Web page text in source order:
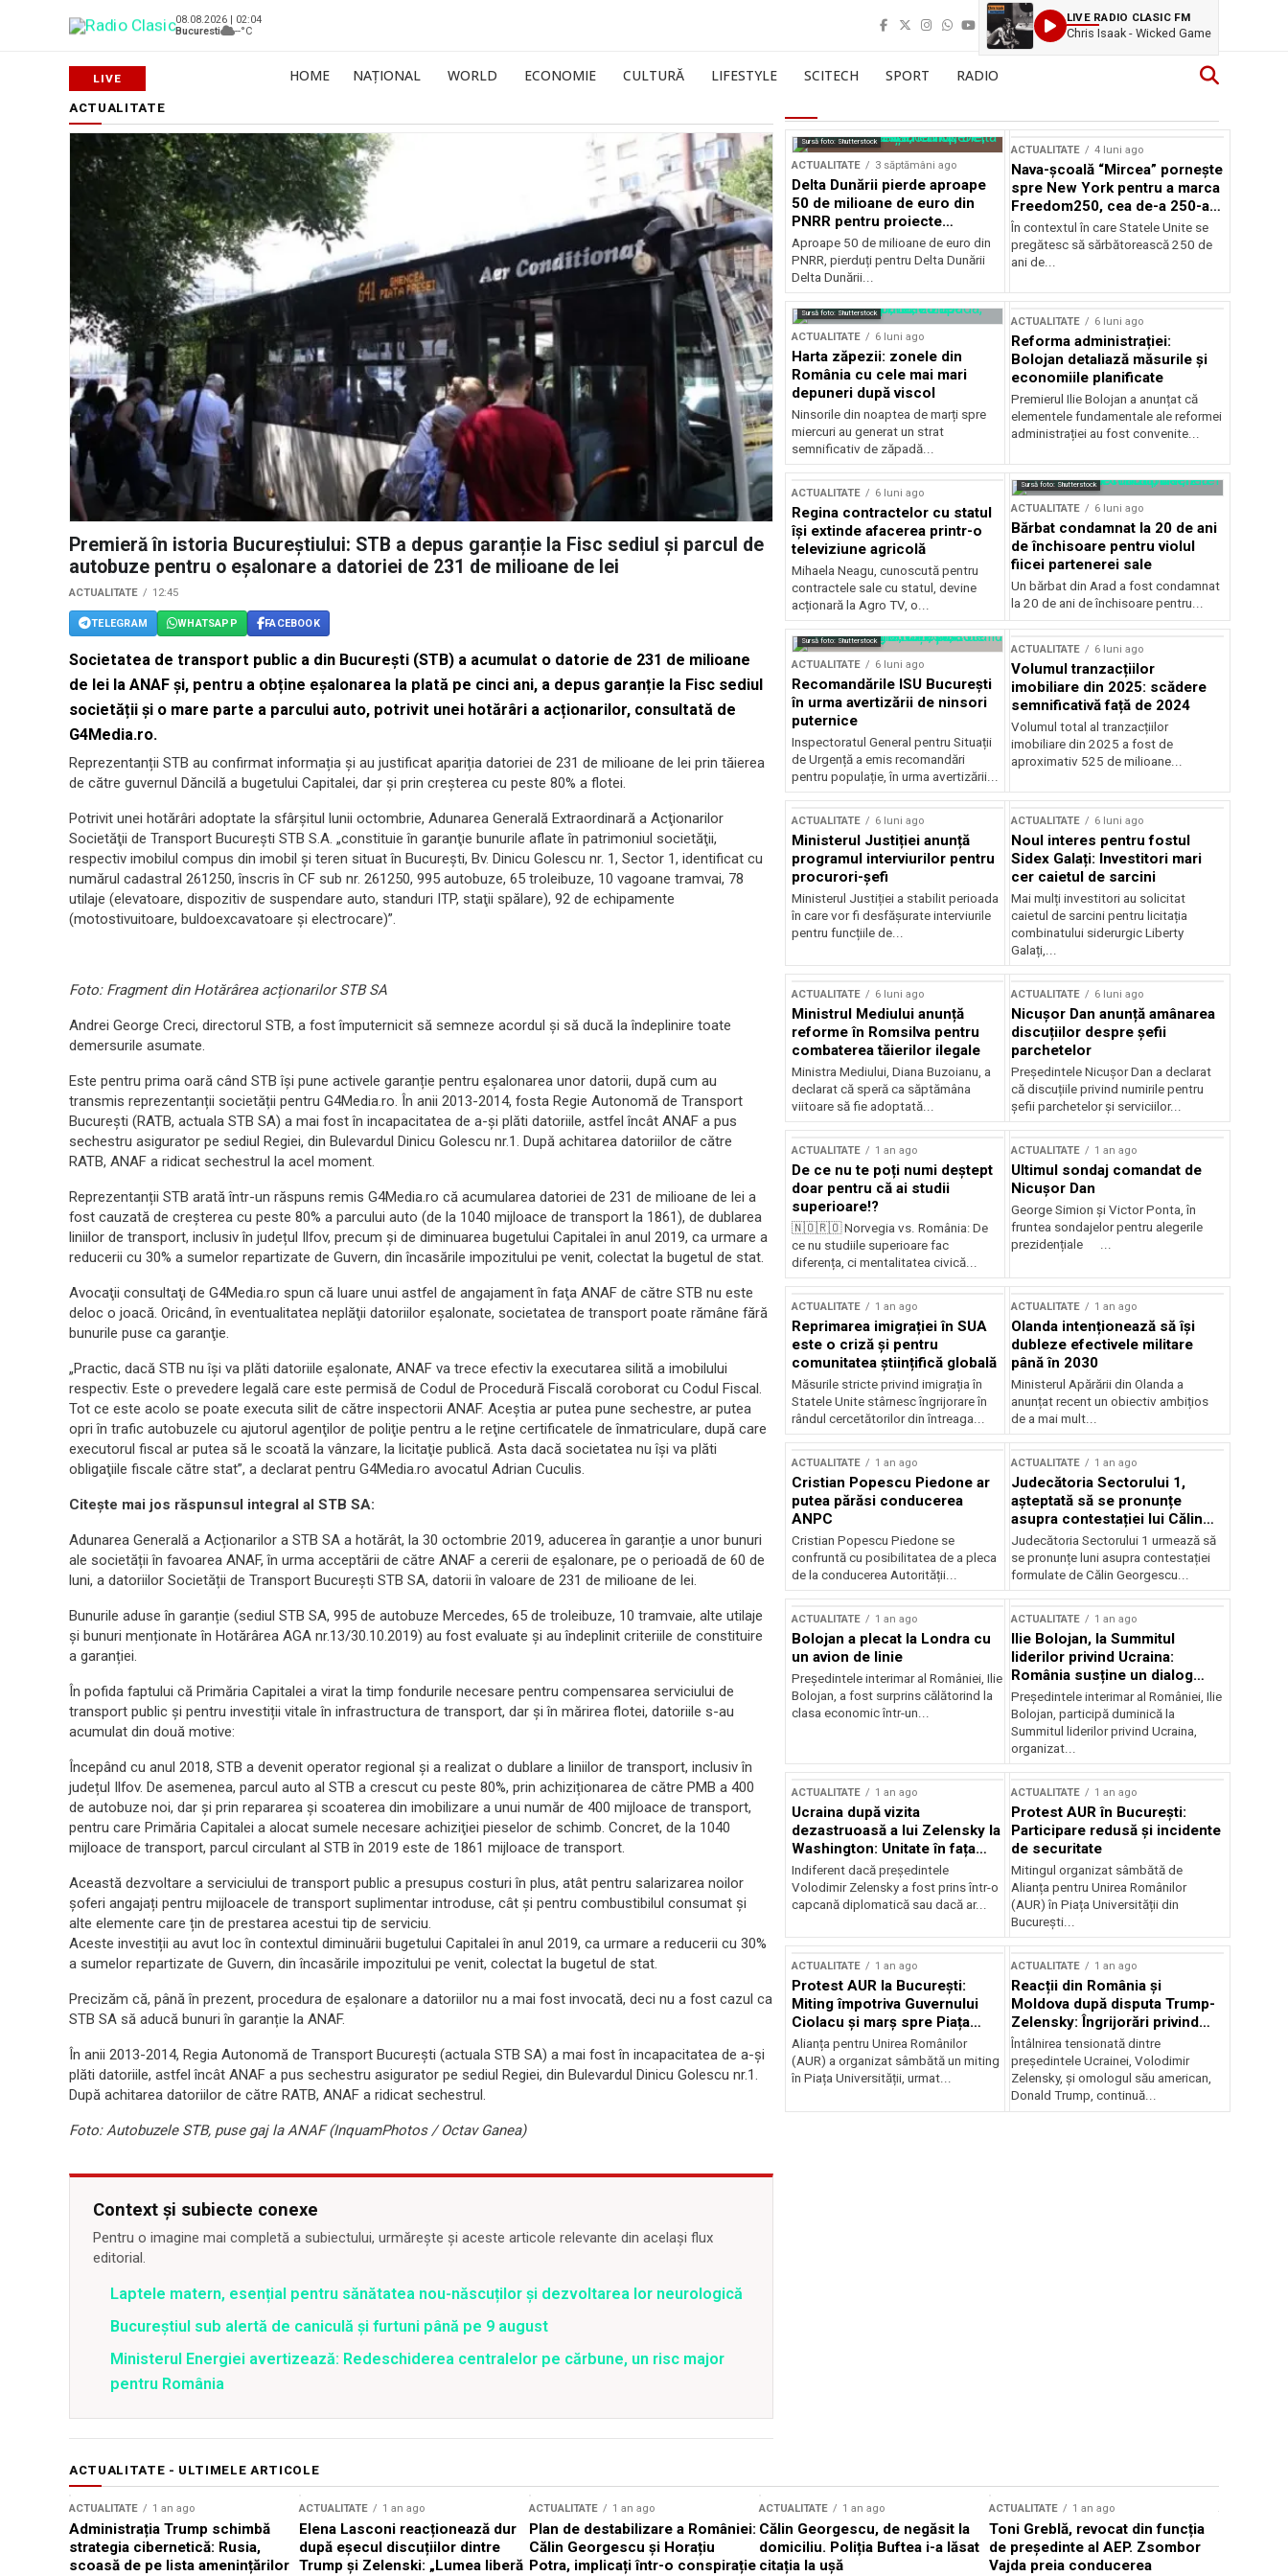
08.08.2026 | 02:04
Bucuresti
--°C
LIVE RADIO CLASIC FM
Chris Isaak - Wicked Game
HOME NAȚIONAL WORLD ECONOMIE CULTURĂ LIFESTYLE SCITECH SPORT RADIO
ACTUALITATE
Premieră în istoria Bucureștiului: STB a depus garanție la Fisc sediul și parcul de
autobuze pentru o eșalonare a datoriei de 231 de milioane de lei
ACTUALITATE 12:45
TELEGRAM WHATSAPP FACEBOOK
Societatea de transport public a din București (STB) a acumulat o datorie de 231 de milioane
de lei la ANAF și, pentru a obține eșalonarea la plată pe cinci ani, a depus garanție la Fisc sediul
societății și o mare parte a parcului auto, potrivit unei hotărâri a acționarilor, consultată de
G4Media.ro.
Reprezentanții STB au confirmat informația și au justificat apariția datoriei de 231 de milioane de lei prin tăierea
de către guvernul Dăncilă a bugetului Capitalei, dar și prin creșterea cu peste 80% a flotei.
Potrivit unei hotărâri adoptate la sfârşitul lunii octombrie, Adunarea Generală Extraordinară a Acţionarilor
Societăţii de Transport Bucureşti STB S.A. „constituie în garanţie bunurile aflate în patrimoniul societăţii,
respectiv imobilul compus din imobil şi teren situat în Bucureşti, Bv. Dinicu Golescu nr. 1, Sector 1, identificat cu
numărul cadastral 261250, înscris în CF sub nr. 261250, 995 autobuze, 65 troleibuze, 10 vagoane tramvai, 78
utilaje (elevatoare, dispozitiv de suspendare auto, standuri ITP, staţii spălare), 92 de echipamente
(motostivuitoare, buldoexcavatoare şi electrocare)”.
Foto: Fragment din Hotărârea acționarilor STB SA
Andrei George Creci, directorul STB, a fost împuternicit să semneze acordul şi să ducă la îndeplinire toate
demersurile asumate.
Este pentru prima oară când STB își pune activele garanție pentru eșalonarea unor datorii, după cum au
transmis reprezentanții societății pentru G4Media.ro. În anii 2013-2014, fosta Regie Autonomă de Transport
București (RATB, actuala STB SA) a mai fost în incapacitatea de a-și plăti datoriile, astfel încât ANAF a pus
sechestru asigurator pe sediul Regiei, din Bulevardul Dinicu Golescu nr.1. După achitarea datoriilor de către
RATB, ANAF a ridicat sechestrul la acel moment.
Reprezentanții STB arată într-un răspuns remis G4Media.ro că acumularea datoriei de 231 de milioane de lei a
fost cauzată de creșterea cu peste 80% a parcului auto (de la 1040 mijloace de transport la 1861), de dublarea
liniilor de transport, inclusiv în județul Ilfov, precum și de diminuarea bugetului Capitalei în anul 2019, ca urmare a
reducerii cu 30% a sumelor repartizate de Guvern, din încasările impozitului pe venit, colectat la bugetul de stat.
Avocaţii consultaţi de G4Media.ro spun că luare unui astfel de angajament în faţa ANAF de către STB nu este
deloc o joacă. Oricând, în eventualitatea neplăţii datoriilor eşalonate, societatea de transport poate rămâne fără
bunurile puse ca garanţie.
„Practic, dacă STB nu îşi va plăti datoriile eşalonate, ANAF va trece efectiv la executarea silită a imobilului
respectiv. Este o prevedere legală care este permisă de Codul de Procedură Fiscală coroborat cu Codul Fiscal.
Tot ce este acolo se poate executa silit de către inspectorii ANAF. Aceştia ar putea pune sechestre, ar putea
opri în trafic autobuzele cu ajutorul agenţilor de poliţie pentru a le reţine certificatele de înmatriculare, după care
executorul fiscal ar putea să le scoată la vânzare, la licitaţie publică. Asta dacă societatea nu îşi va plăti
obligaţiile fiscale către stat”, a declarat pentru G4Media.ro avocatul Adrian Cuculis.
Citește mai jos răspunsul integral al STB SA:
Adunarea Generală a Acționarilor a STB SA a hotărât, la 30 octombrie 2019, aducerea în garanție a unor bunuri
ale societății în favoarea ANAF, în urma acceptării de către ANAF a cererii de eșalonare, pe o perioadă de 60 de
luni, a datoriilor Societății de Transport București STB SA, datorii în valoare de 231 de milioane de lei.
Bunurile aduse în garanție (sediul STB SA, 995 de autobuze Mercedes, 65 de troleibuze, 10 tramvaie, alte utilaje
și bunuri menționate în Hotărârea AGA nr.13/30.10.2019) au fost evaluate și au îndeplinit criteriile de constituire
a garanției.
În pofida faptului că Primăria Capitalei a virat la timp fondurile necesare pentru compensarea serviciului de
transport public și pentru investiții vitale în infrastructura de transport, dar și în mărirea flotei, datoriile s-au
acumulat din două motive:
Începând cu anul 2018, STB a devenit operator regional și a realizat o dublare a liniilor de transport, inclusiv în
județul Ilfov. De asemenea, parcul auto al STB a crescut cu peste 80%, prin achiziționarea de către PMB a 400
de autobuze noi, dar și prin repararea și scoaterea din imobilizare a unui număr de 400 mijloace de transport,
pentru care Primăria Capitalei a alocat sumele necesare achiziţiei pieselor de schimb. Concret, de la 1040
mijloace de transport, parcul circulant al STB în 2019 este de 1861 mijloace de transport.
Această dezvoltare a serviciului de transport public a presupus costuri în plus, atât pentru salarizarea noilor
șoferi angajați pentru mijloacele de transport suplimentar introduse, cât și pentru combustibilul consumat și
alte elemente care țin de prestarea acestui tip de serviciu.
Aceste investiții au avut loc în contextul diminuării bugetului Capitalei în anul 2019, ca urmare a reducerii cu 30%
a sumelor repartizate de Guvern, din încasările impozitului pe venit, colectat la bugetul de stat.
Precizăm că, până în prezent, procedura de eșalonare a datoriilor nu a mai fost invocată, deci nu a fost cazul ca
STB SA să aducă bunuri în garanție la ANAF.
În anii 2013-2014, Regia Autonomă de Transport București (actuala STB SA) a mai fost în incapacitatea de a-și
plăti datoriile, astfel încât ANAF a pus sechestru asigurator pe sediul Regiei, din Bulevardul Dinicu Golescu nr.1.
După achitarea datoriilor de către RATB, ANAF a ridicat sechestrul.
Foto: Autobuzele STB, puse gaj la ANAF (InquamPhotos / Octav Ganea)
Context și subiecte conexe
Pentru o imagine mai completă a subiectului, urmărește și aceste articole relevante din același flux
editorial.
Laptele matern, esențial pentru sănătatea nou-născuților și dezvoltarea lor neurologică
Bucureștiul sub alertă de caniculă și furtuni până pe 9 august
Ministerul Energiei avertizează: Redeschiderea centralelor pe cărbune, un risc major
pentru România
Sursă foto: Shutterstock
ACTUALITATE 3 săptămâni ago
Delta Dunării pierde aproape
50 de milioane de euro din
PNRR pentru proiecte
esențiale
Aproape 50 de milioane de euro din
PNRR, pierduți pentru Delta Dunării
Delta Dunării...
ACTUALITATE 4 luni ago
Nava-școală “Mircea” pornește
spre New York pentru a marca
Freedom250, cea de-a 250-a
aniversare a Statelor Unite
În contextul în care Statele Unite se
pregătesc să sărbătorească 250 de
ani de...
Sursă foto: Shutterstock
ACTUALITATE 6 luni ago
Harta zăpezii: zonele din
România cu cele mai mari
depuneri după viscol
Ninsorile din noaptea de marți spre
miercuri au generat un strat
semnificativ de zăpadă...
ACTUALITATE 6 luni ago
Reforma administrației:
Bolojan detaliază măsurile și
economiile planificate
Premierul Ilie Bolojan a anunțat că
elementele fundamentale ale reformei
administrației au fost convenite...
ACTUALITATE 6 luni ago
Regina contractelor cu statul
își extinde afacerea printr-o
televiziune agricolă
Mihaela Neagu, cunoscută pentru
contractele sale cu statul, devine
acționară la Agro TV, o...
Sursă foto: Shutterstock
ACTUALITATE 6 luni ago
Bărbat condamnat la 20 de ani
de închisoare pentru violul
fiicei partenerei sale
Un bărbat din Arad a fost condamnat
la 20 de ani de închisoare pentru...
Sursă foto: Shutterstock
ACTUALITATE 6 luni ago
Recomandările ISU București
în urma avertizării de ninsori
puternice
Inspectoratul General pentru Situații
de Urgență a emis recomandări
pentru populație, în urma avertizării...
ACTUALITATE 6 luni ago
Volumul tranzacțiilor
imobiliare din 2025: scădere
semnificativă față de 2024
Volumul total al tranzacțiilor
imobiliare din 2025 a fost de
aproximativ 525 de milioane...
ACTUALITATE 6 luni ago
Ministerul Justiției anunță
programul interviurilor pentru
procurori-șefi
Ministerul Justiției a stabilit perioada
în care vor fi desfășurate interviurile
pentru funcțiile de...
ACTUALITATE 6 luni ago
Noul interes pentru fostul
Sidex Galați: Investitori mari
cer caietul de sarcini
Mai mulți investitori au solicitat
caietul de sarcini pentru licitația
combinatului siderurgic Liberty
Galați,...
ACTUALITATE 6 luni ago
Ministrul Mediului anunță
reforme în Romsilva pentru
combaterea tăierilor ilegale
Ministra Mediului, Diana Buzoianu, a
declarat că speră ca săptămâna
viitoare să fie adoptată...
ACTUALITATE 6 luni ago
Nicușor Dan anunță amânarea
discuțiilor despre șefii
parchetelor
Președintele Nicușor Dan a declarat
că discuțiile privind numirile pentru
șefii parchetelor și serviciilor...
ACTUALITATE 1 an ago
De ce nu te poți numi deștept
doar pentru că ai studii
superioare!?
🇳🇴🇷🇴 Norvegia vs. România: De
ce nu studiile superioare fac
diferența, ci mentalitatea civică...
ACTUALITATE 1 an ago
Ultimul sondaj comandat de
Nicușor Dan
George Simion și Victor Ponta, în
fruntea sondajelor pentru alegerile
prezidențiale ...
ACTUALITATE 1 an ago
Reprimarea imigrației în SUA
este o criză și pentru
comunitatea științifică globală
Măsurile stricte privind imigrația în
Statele Unite stârnesc îngrijorare în
rândul cercetătorilor din întreaga...
ACTUALITATE 1 an ago
Olanda intenționează să își
dubleze efectivele militare
până în 2030
Ministerul Apărării din Olanda a
anunțat recent un obiectiv ambițios
de a mai mult...
ACTUALITATE 1 an ago
Cristian Popescu Piedone ar
putea părăsi conducerea
ANPC
Cristian Popescu Piedone se
confruntă cu posibilitatea de a pleca
de la conducerea Autorității...
ACTUALITATE 1 an ago
Judecătoria Sectorului 1,
așteptată să se pronunțe
asupra contestației lui Călin
Georgescu privind controlul
judiciar
Judecătoria Sectorului 1 urmează să
se pronunțe luni asupra contestației
formulate de Călin Georgescu...
ACTUALITATE 1 an ago
Bolojan a plecat la Londra cu
un avion de linie
Președintele interimar al României, Ilie
Bolojan, a fost surprins călătorind la
clasa economic într-un...
ACTUALITATE 1 an ago
Ilie Bolojan, la Summitul
liderilor privind Ucraina:
România susține un dialog
transatlantic pentru securitate
și stabilitate
Președintele interimar al României, Ilie
Bolojan, participă duminică la
Summitul liderilor privind Ucraina,
organizat...
ACTUALITATE 1 an ago
Ucraina după vizita
dezastruoasă a lui Zelensky la
Washington: Unitate în fața
incertitudinii
Indiferent dacă președintele
Volodimir Zelensky a fost prins într-o
capcană diplomatică sau dacă ar...
ACTUALITATE 1 an ago
Protest AUR în București:
Participare redusă și incidente
de securitate
Mitingul organizat sâmbătă de
Alianța pentru Unirea Românilor
(AUR) în Piața Universității din
București...
ACTUALITATE 1 an ago
Protest AUR la București:
Miting împotriva Guvernului
Ciolacu și marș spre Piața
Victoriei
Alianța pentru Unirea Românilor
(AUR) a organizat sâmbătă un miting
în Piața Universității, urmat...
ACTUALITATE 1 an ago
Reacții din România și
Moldova după disputa Trump-
Zelensky: Îngrijorări privind
securitatea regională
Întâlnirea tensionată dintre
președintele Ucrainei, Volodimir
Zelensky, și omologul său american,
Donald Trump, continuă...
ACTUALITATE - ULTIMELE ARTICOLE
ACTUALITATE 1 an ago
Administrația Trump schimbă
strategia cibernetică: Rusia,
scoasă de pe lista amenințărilor
ACTUALITATE 1 an ago
Elena Lasconi reacționează dur
după eșecul discuțiilor dintre
Trump și Zelenski: „Lumea liberă
ACTUALITATE 1 an ago
Plan de destabilizare a României:
Călin Georgescu și Horațiu
Potra, implicați într-o conspirație
ACTUALITATE 1 an ago
Călin Georgescu, de negăsit la
domiciliu. Poliția Buftea i-a lăsat
citația la ușă
ACTUALITATE 1 an ago
Toni Greblă, revocat din funcția
de președinte al AEP. Zsombor
Vajda preia conducerea